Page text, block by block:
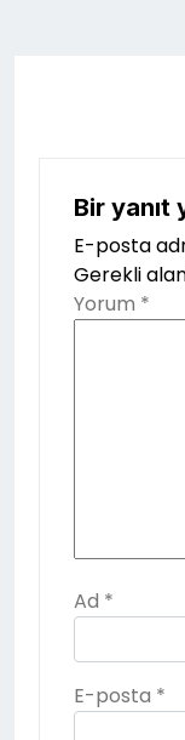
Bir yanıt
E-posta
Gerekli
Yorum *
Ad *
E-posta *